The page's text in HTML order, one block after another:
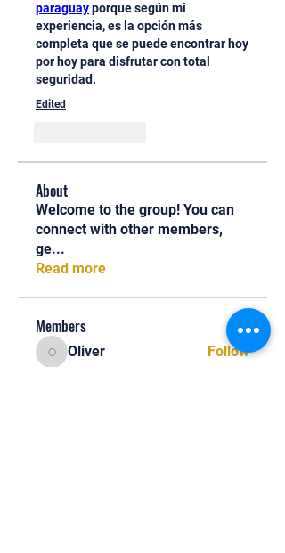
paraguay porque según mi
experiencia, es la opción más
completa que se puede encontrar hoy
por hoy para disfrutar con total
seguridad.
Edited
About
Welcome to the group! You can
connect with other members,
ge...
Read more
Members
OliverOliver
Follow